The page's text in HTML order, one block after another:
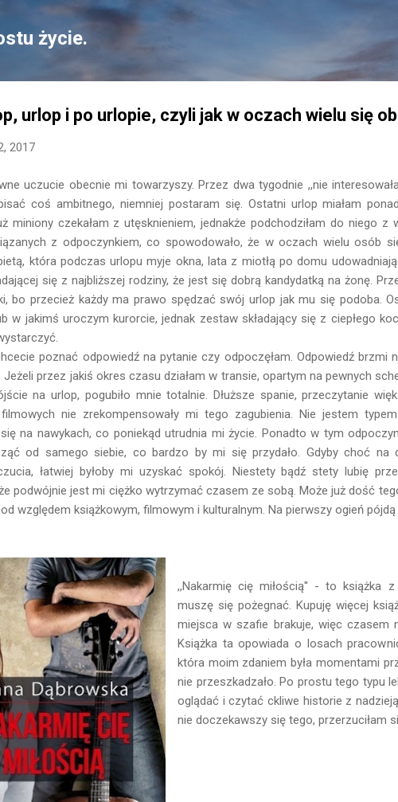
życie.
urlop i po urlopie, czyli jak w oczach wielu się
2017
uczucie obecnie mi towarzyszy. Przez dwa tygodnie ,,nie
coś ambitnego, niemniej postaram się. Ostatni urlop miałam
miniony czekałam z utęsknieniem, jednakże podchodziłam do niego z
z odpoczynkiem, co spowodowało, że w oczach wielu osób
która podczas urlopu myje okna, lata z miotłą po domu
się z najbliższej rodziny, że jest się dobrą kandydatką na żonę.
bo przecież każdy ma prawo spędzać swój urlop jak mu się podoba.
w jakimś uroczym kurorcie, jednak zestaw składający się z ciepłego
poznać odpowiedź na pytanie czy odpoczęłam. Odpowiedź brzmi
Jeżeli przez jakiś okres czasu działam w transie, opartym na pewnych
na urlop, pogubiło mnie totalnie. Dłuższe spanie, przeczytanie
filmowych nie zrekompensowały mi tego zagubienia. Nie jestem
na nawykach, co poniekąd utrudnia mi życie. Ponadto w tym
od samego siebie, co bardzo by mi się przydało. Gdyby choć na
łatwiej byłoby mi uzyskać spokój. Niestety bądź stety lubię
podwójnie jest mi ciężko wytrzymać czasem ze sobą. Może już dość
względem książkowym, filmowym i kulturalnym. Na pierwszy ogień pójdą
,,Nakarmię cię miłością'' - to książka
muszę się pożegnać. Kupuję więcej
miejsca w szafie brakuje, więc czasem
Książka ta opowiada o losach
która moim zdaniem była momentami
nie przeszkadzało. Po prostu tego typu
oglądać i czytać ckliwe historie z
nie doczekawszy się tego, przerzuciłam